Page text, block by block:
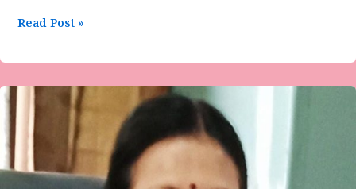
Read Post »
‘ಅಕ್ಕಮಹಾದೇವಿ
ಮತ್ತು
ಮೀರಾಬಾಯಿ,
ಸಾಮ್ಯತೆಗಳು’-
ಒಂದು